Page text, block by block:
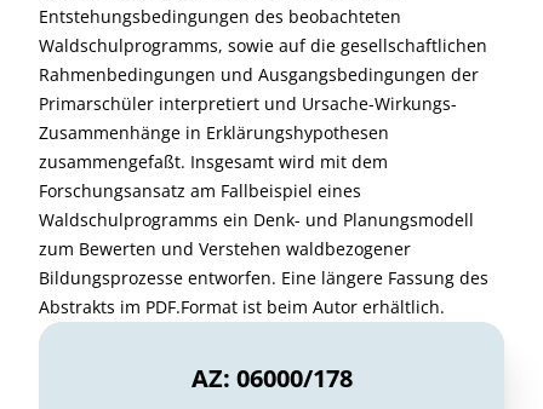
Entstehungsbedingungen des beobachteten
Waldschulprogramms, sowie auf die gesellschaftlichen
Rahmenbedingungen und Ausgangsbedingungen der
Primarschüler interpretiert und Ursache-Wirkungs-
Zusammenhänge in Erklärungshypothesen
zusammengefaßt. Insgesamt wird mit dem
Forschungsansatz am Fallbeispiel eines
Waldschulprogramms ein Denk- und Planungsmodell
zum Bewerten und Verstehen waldbezogener
Bildungsprozesse entworfen. Eine längere Fassung des
Abstrakts im PDF.Format ist beim Autor erhältlich.
AZ: 06000/178